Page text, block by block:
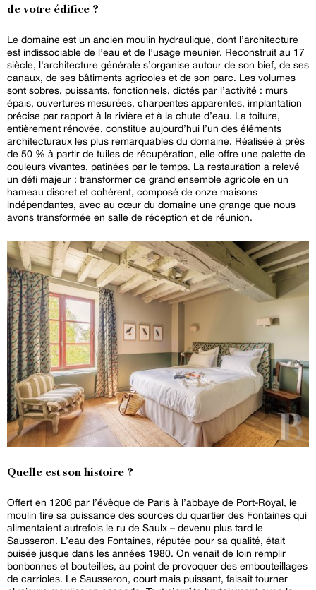
de votre édifice ?
Le domaine est un ancien moulin hydraulique, dont l’architecture
est indissociable de l’eau et de l’usage meunier. Reconstruit au 17
siècle, l'architecture générale s’organise autour de son bief, de ses
canaux, de ses bâtiments agricoles et de son parc. Les volumes
sont sobres, puissants, fonctionnels, dictés par l’activité : murs
épais, ouvertures mesurées, charpentes apparentes, implantation
précise par rapport à la rivière et à la chute d’eau. La toiture,
entièrement rénovée, constitue aujourd’hui l’un des éléments
architecturaux les plus remarquables du domaine. Réalisée à près
de 50 % à partir de tuiles de récupération, elle offre une palette de
couleurs vivantes, patinées par le temps. La restauration a relevé
un défi majeur : transformer ce grand ensemble agricole en un
hameau discret et cohérent, composé de onze maisons
indépendantes, avec au cœur du domaine une grange que nous
avons transformée en salle de réception et de réunion.
Quelle est son histoire ?
Offert en 1206 par l’évêque de Paris à l’abbaye de Port-Royal, le
moulin tire sa puissance des sources du quartier des Fontaines qui
alimentaient autrefois le ru de Saulx – devenu plus tard le
Sausseron. L’eau des Fontaines, réputée pour sa qualité, était
puisée jusque dans les années 1980. On venait de loin remplir
bonbonnes et bouteilles, au point de provoquer des embouteillages
de carrioles. Le Sausseron, court mais puissant, faisait tourner